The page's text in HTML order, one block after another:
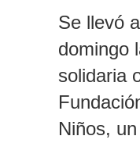
Se llevó
domingo
solidaria
Niños,